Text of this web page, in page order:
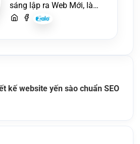
sáng lập ra Web Mới, là
một lập trình viên, người
kế website yến sào chuẩn SEO